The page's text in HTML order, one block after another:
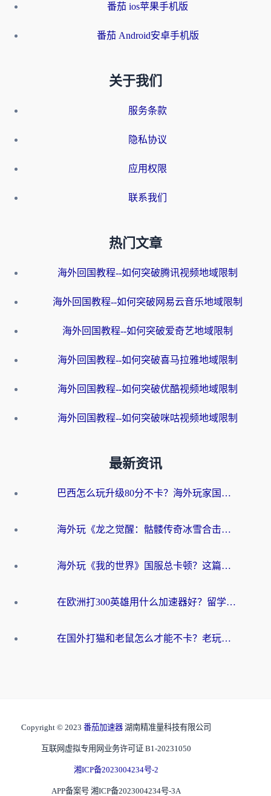
番茄 ios苹果手机版
番茄 Android安卓手机版
关于我们
服务条款
隐私协议
应用权限
联系我们
热门文章
海外回国教程--如何突破腾讯视频地域限制
海外回国教程--如何突破网易云音乐地域限制
海外回国教程--如何突破爱奇艺地域限制
海外回国教程--如何突破喜马拉雅地域限制
海外回国教程--如何突破优酷视频地域限制
海外回国教程--如何突破咪咕视频地域限制
最新资讯
巴西怎么玩升级80分不卡？海外玩家国服游戏加速器终极指南（附避坑技巧）
海外玩《龙之觉醒：骷髅传奇冰雪合击》延迟高？这篇指南帮你解决卡顿烦恼！
海外玩《我的世界》国服总卡顿？这篇我的世界游戏加速器指南帮你解决所有问题
在欧洲打300英雄用什么加速器好？留学生亲测有效的解决方案来了
在国外打猫和老鼠怎么才能不卡？老玩家亲测的终极加速指南
Copyright © 2023 番茄加速器 湖南精准量科技有限公司
互联网虚拟专用网业务许可证 B1-20231050
湘ICP备2023004234号-2
APP备案号 湘ICP备2023004234号-3A